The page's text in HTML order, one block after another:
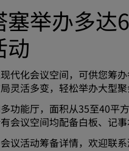
塞举办多达
动
代化会议空间，可供您筹
灵活多变，轻松举办大型聚
功能厅，面积从35至40平
会议空间均配备白板、记
议活动筹备详情，欢迎联系